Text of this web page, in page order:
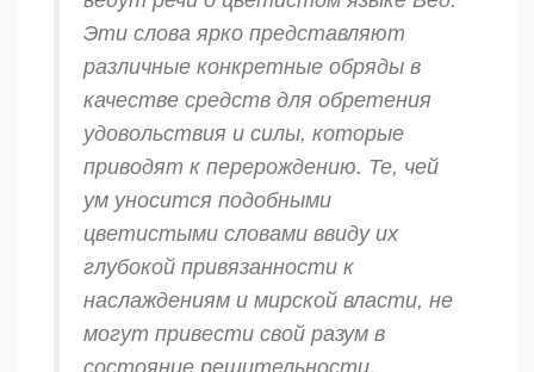
Эти слова ярко представляют
различные конкретные обряды в
качестве средств для обретения
удовольствия и силы, которые
приводят к перерождению. Те, чей
ум уносится подобными
цветистыми словами ввиду их
глубокой привязанности к
наслаждениям и мирской власти, не
могут привести свой разум в
состояние решительности,